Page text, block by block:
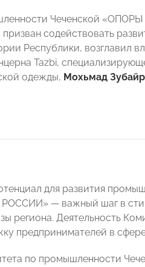
Чеченской «ОПОРЫ
содействовать
Республики, возглавил
Tazbi,
одежды, Мохьмад
для развития
— важный шаг в
региона. Деятельность
предпринимателей в
по промышленности